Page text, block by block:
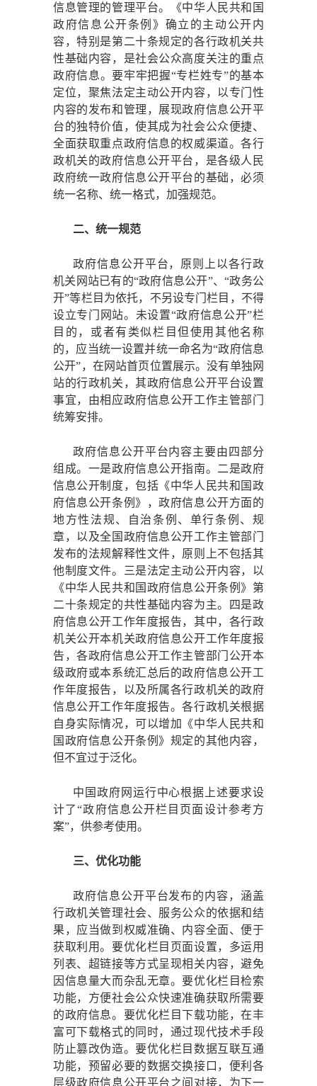
信息管理的管理平台。《中华人民共和国
政府信息公开条例》确立的主动公开内
容，特别是第二十条规定的各行政机关共
性基础内容，是社会公众高度关注的重点
政府信息。要牢牢把握“专栏姓专”的基本
定位，聚焦法定主动公开内容，以专门性
内容的发布和管理，展现政府信息公开平
台的独特价值，使其成为社会公众便捷、
全面获取重点政府信息的权威渠道。各行
政机关的政府信息公开平台，是各级人民
政府统一政府信息公开平台的基础，必须
统一名称、统一格式，加强规范。
二、统一规范
政府信息公开平台，原则上以各行政
机关网站已有的“政府信息公开”、“政务公
开”等栏目为依托，不另设专门栏目，不得
设立专门网站。未设置“政府信息公开”栏
目的，或者有类似栏目但使用其他名称
的，应当统一设置并统一命名为“政府信息
公开”，在网站首页位置展示。没有单独网
站的行政机关，其政府信息公开平台设置
事宜，由相应政府信息公开工作主管部门
统筹安排。
政府信息公开平台内容主要由四部分
组成。一是政府信息公开指南。二是政府
信息公开制度，包括《中华人民共和国政
府信息公开条例》，政府信息公开方面的
地方性法规、自治条例、单行条例、规
章，以及全国政府信息公开工作主管部门
发布的法规解释性文件，原则上不包括其
他制度文件。三是法定主动公开内容，以
《中华人民共和国政府信息公开条例》第
二十条规定的共性基础内容为主。四是政
府信息公开工作年度报告，其中，各行政
机关公开本机关政府信息公开工作年度报
告，各政府信息公开工作主管部门公开本
级政府或本系统汇总后的政府信息公开工
作年度报告，以及所属各行政机关的政府
信息公开工作年度报告。各行政机关根据
自身实际情况，可以增加《中华人民共和
国政府信息公开条例》规定的其他内容，
但不宜过于泛化。
中国政府网运行中心根据上述要求设
计了“政府信息公开栏目页面设计参考方
案”，供参考使用。
三、优化功能
政府信息公开平台发布的内容，涵盖
行政机关管理社会、服务公众的依据和结
果，应当做到权威准确、内容全面、便于
获取利用。要优化栏目页面设置，多运用
列表、超链接等方式呈现相关内容，避免
因信息量大而杂乱无章。要优化栏目检索
功能，方便社会公众快速准确获取所需要
的政府信息。要优化栏目下载功能，在丰
富可下载格式的同时，通过现代技术手段
防止篡改伪造。要优化栏目数据互联互通
功能，预留必要的数据交换接口，便利各
层级政府信息公开平台之间对接，为下一